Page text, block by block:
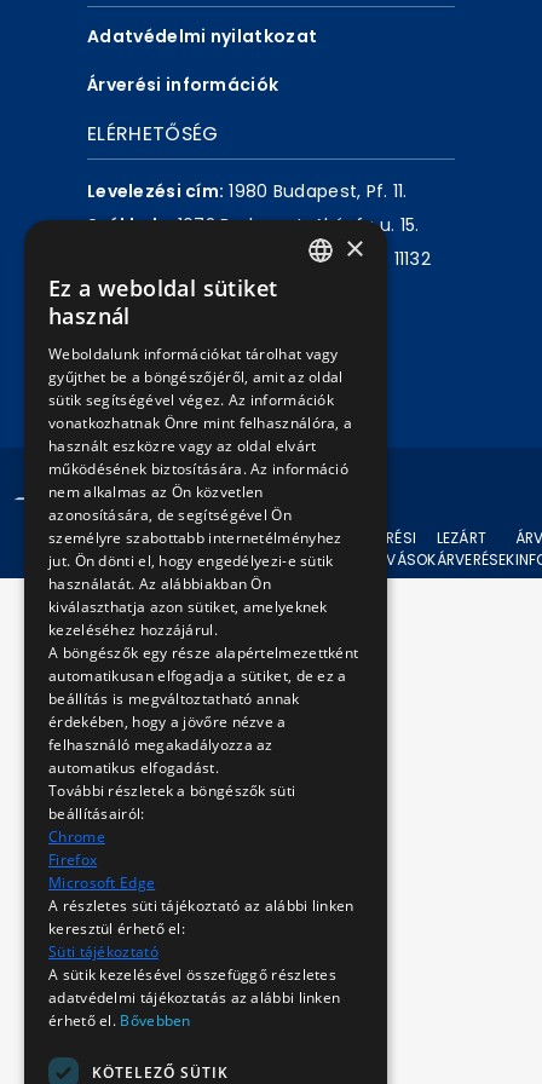
Adatvédelmi nyilatkozat
Árverési információk
ELÉRHETŐSÉG
Levelezési cím: 1980 Budapest, Pf. 11.
Székhely:1072 Budapest, Akácfa u. 15.
+36 1 461 6500 / 11132
mellék
Írjon nekünk!
© 2024 BKV Minden jog fenntartva.
AKTUÁLIS
ÁRVERÉSEK
ÁRVERÉSI
FELHÍVÁSOK
LEZÁRT
ÁRVERÉSEK
×
Ez a weboldal sütiket
használ
Weboldalunk információkat tárolhat vagy
gyűjthet be a böngészőjéről, amit az oldal
sütik segítségével végez. Az információk
vonatkozhatnak Önre mint felhasználóra, a
használt eszközre vagy az oldal elvárt
működésének biztosítására. Az információ
nem alkalmas az Ön közvetlen
azonosítására, de segítségével Ön
személyre szabottabb internetélményhez
jut. Ön dönti el, hogy engedélyezi-e sütik
használatát. Az alábbiakban Ön
kiválaszthatja azon sütiket, amelyeknek
kezeléséhez hozzájárul.
A böngészők egy része alapértelmezettként
automatikusan elfogadja a sütiket, de ez a
beállítás is megváltoztatható annak
érdekében, hogy a jövőre nézve a
felhasználó megakadályozza az
automatikus elfogadást.
További részletek a böngészők süti
beállításairól:
Chrome
Firefox
Microsoft Edge
A részletes süti tájékoztató az alábbi linken
keresztül érhető el:
Süti tájékoztató
A sütik kezelésével összefüggő részletes
adatvédelmi tájékoztatás az alábbi linken
érhető el. Bővebben
KÖTELEZŐ SÜTIK